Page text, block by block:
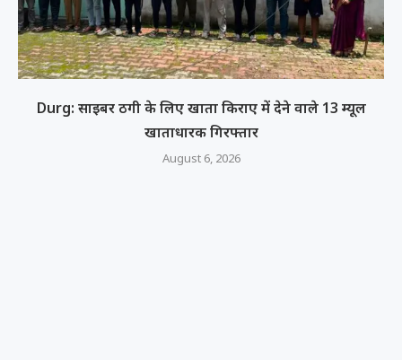
Durg: साइबर ठगी के लिए खाता किराए में देने वाले 13 म्यूल
खाताधारक गिरफ्तार
August 6, 2026